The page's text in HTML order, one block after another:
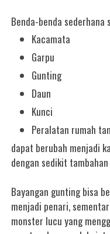
Benda-benda sederhana
Kacamata
Garpu
Gunting
Daun
Kunci
Peralatan rumah
dapat berubah menjadi
dengan sedikit
Bayangan gunting bisa
menjadi penari,
monster lucu yang